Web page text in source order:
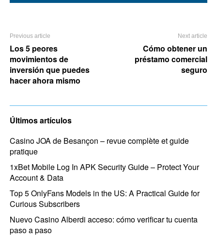
Previous article
Los 5 peores
movimientos de
inversión que puedes
hacer ahora mismo
Next article
Cómo obtener un
préstamo comercial
seguro
Últimos artículos
Casino JOA de Besançon – revue complète et guide
pratique
1xBet Mobile Log In APK Security Guide – Protect Your
Account & Data
Top 5 OnlyFans Models in the US: A Practical Guide for
Curious Subscribers
Nuevo Casino Alberdi acceso: cómo verificar tu cuenta
paso a paso